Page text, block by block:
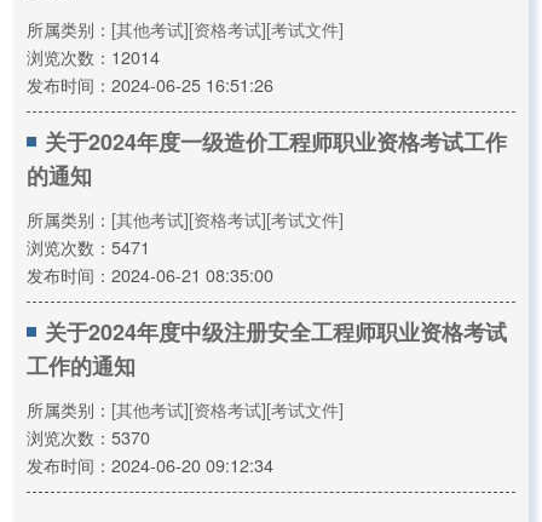
所属类别： [其他考试][资格考试][考试文件]
浏览次数：12014
发布时间：2024-06-25 16:51:26
关于2024年度一级造价工程师职业资格考试工作
的通知
所属类别： [其他考试][资格考试][考试文件]
浏览次数：5471
发布时间：2024-06-21 08:35:00
关于2024年度中级注册安全工程师职业资格考试
工作的通知
所属类别： [其他考试][资格考试][考试文件]
浏览次数：5370
发布时间：2024-06-20 09:12:34